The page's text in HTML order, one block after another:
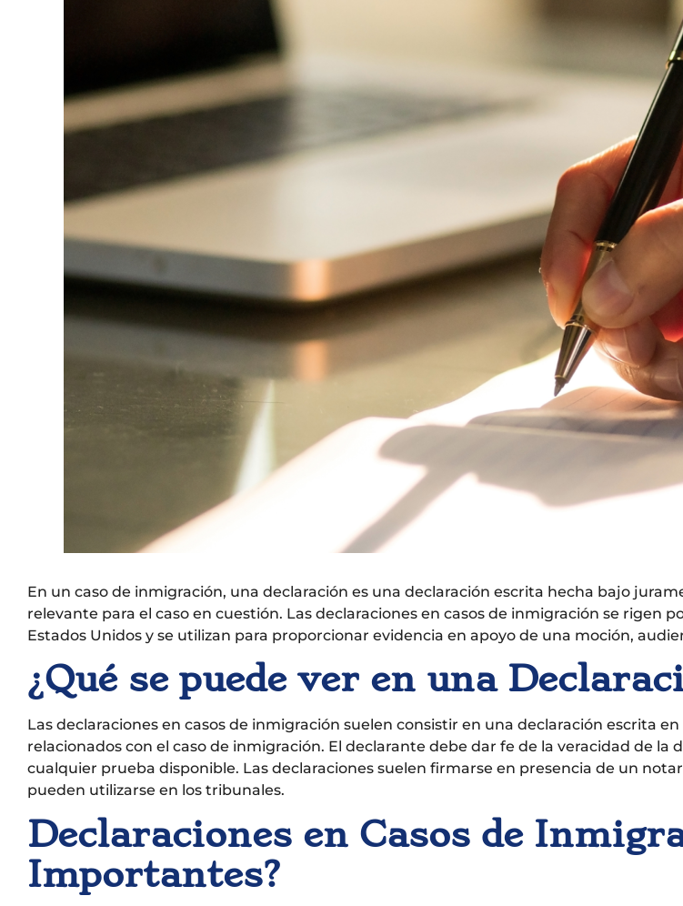
En un caso de inmigración, una declaración es una declaración escrita hecha bajo
relevante para el caso en cuestión. Las declaraciones en casos de inmigración se rigen
Estados Unidos y se utilizan para proporcionar evidencia en apoyo de una moción,
¿Qué se puede ver en una
Las declaraciones en casos de inmigración suelen consistir en una declaración escrita
relacionados con el caso de inmigración. El declarante debe dar fe de la veracidad de la
cualquier prueba disponible. Las declaraciones suelen firmarse en presencia de un
pueden utilizarse en los tribunales.
Declaraciones en Casos de
Importantes?